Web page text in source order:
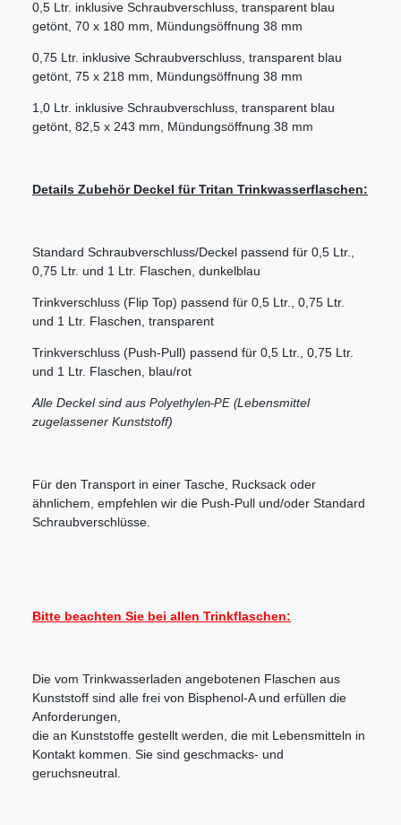
0,5 Ltr. inklusive Schraubverschluss, transparent blau
getönt, 70 x 180 mm, Mündungsöffnung 38 mm
0,75 Ltr. inklusive Schraubverschluss, transparent blau
getönt, 75 x 218 mm, Mündungsöffnung 38 mm
1,0 Ltr. inklusive Schraubverschluss, transparent blau
getönt, 82,5 x 243 mm, Mündungsöffnung 38 mm
Details Zubehör Deckel für Tritan Trinkwasserflaschen:
Standard Schraubverschluss/Deckel passend für 0,5 Ltr.,
0,75 Ltr. und 1 Ltr. Flaschen, dunkelblau
Trinkverschluss (Flip Top) passend für 0,5 Ltr., 0,75 Ltr.
und 1 Ltr. Flaschen, transparent
Trinkverschluss (Push-Pull) passend für 0,5 Ltr., 0,75 Ltr.
und 1 Ltr. Flaschen, blau/rot
Alle Deckel sind aus Polyethylen-PE (Lebensmittel
zugelassener Kunststoff)
Für den Transport in einer Tasche, Rucksack oder
ähnlichem, empfehlen wir die Push-Pull und/oder Standard
Schraubverschlüsse.
Bitte beachten Sie bei allen Trinkflaschen:
Die vom Trinkwasserladen angebotenen Flaschen aus
Kunststoff sind alle frei von Bisphenol-A und erfüllen die
Anforderungen,
die an Kunststoffe gestellt werden, die mit Lebensmitteln in
Kontakt kommen. Sie sind geschmacks- und
geruchsneutral.